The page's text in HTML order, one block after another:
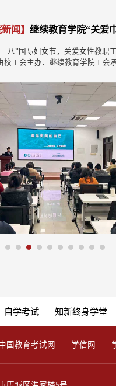
女职工皮肤健康知识讲座顺利举办
职工身心健康，3月5日
会承办的“心有繁花 一
动特邀山东大学齐鲁第
来一场实用的皮肤美容
病学领域，主持国家级
誉。讲座中，她结合临
12-
告】 山东大学高等学历继续教育
同学：祝贺您通过成人高考被山
学报到流程及注意事项通知如下
查询，或点击下方链接查询教
快与教学点联系。
zs/crjygl/
费标准我校高等学历继续教育学
照2.5年收取，总学费8000...
开党委理论学习中心组（扩大）会议专题学习《新时代的中国国家安全》
全观，提升党员干部国家安全意
教育学院召开党委理论学习中心组
党委办公室、校长办公室科员张
院党委书记姜文丽主持会议，学
参加学习。 会议指出，《新时
梳理了新时代国家安全工作的成
自学考试 知新终身学堂
国教育考试网 学信网